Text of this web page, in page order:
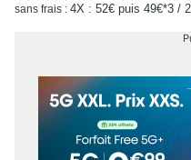
sans frais : 4X : 52€ puis 49€*3 /